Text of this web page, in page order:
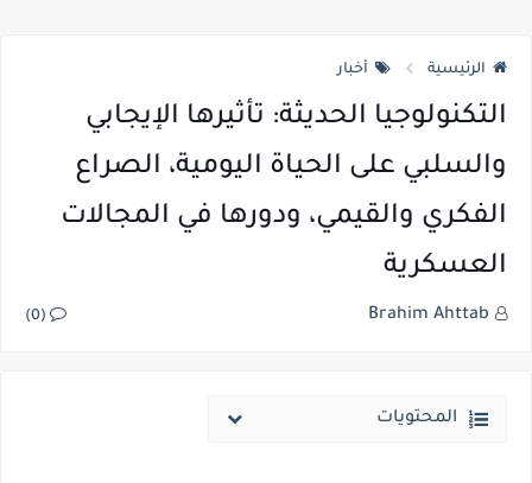
الرئيسية أخبار
التكنولوجيا الحديثة: تأثيرها الإيجابي
والسلبي على الحياة اليومية، الصراع
الفكري والقيمي، ودورها في المجالات
العسكرية
Brahim Ahttab
(0)
المحتويات